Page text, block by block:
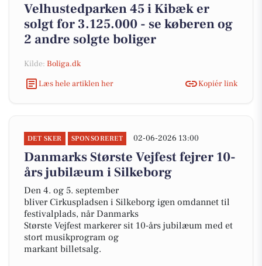
Velhustedparken 45 i Kibæk er
solgt for 3.125.000 - se køberen og
2 andre solgte boliger
Kilde: Boliga.dk
Læs hele artiklen her
Kopiér link
DET SKER SPONSORERET 02-06-2026 13:00
Danmarks Største Vejfest fejrer 10-
års jubilæum i Silkeborg
Den 4. og 5. september
bliver Cirkuspladsen i Silkeborg igen omdannet til
festivalplads, når Danmarks
Største Vejfest markerer sit 10-års jubilæum med et
stort musikprogram og
markant billetsalg.